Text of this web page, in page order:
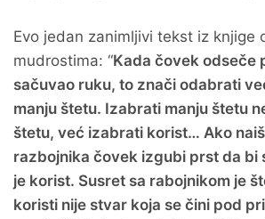
Evo jedan zanimljivi tekst iz knjige
mudrostima: “Kada čovek odseče
sačuvao ruku, to znači odabrati
manju štetu. Izabrati manju štetu
štetu, već izabrati korist… Ako
razbojnika čovek izgubi prst da bi
je korist. Susret sa rabojnikom je
koristi nije stvar koja se čini pod